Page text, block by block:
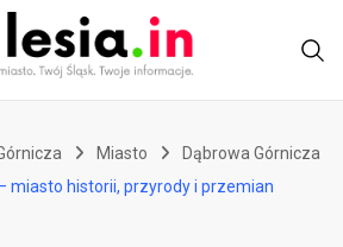
Miasto
Dąbrowa Górnicza
miasto historii, przyrody i przemian